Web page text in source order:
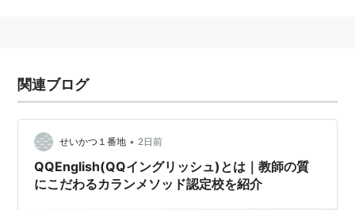
関連ブログ
せいかつ１番地 • 2日前
QQEnglish(QQイングリッシュ)とは｜教師の質
にこだわるカランメソッド認定校を紹介